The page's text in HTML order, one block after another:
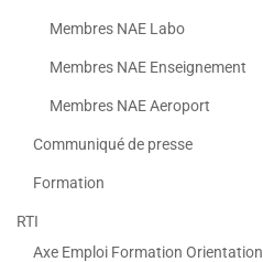
Membres NAE Labo
Membres NAE Enseignement
Membres NAE Aeroport
Communiqué de presse
Formation
RTI
Axe Emploi Formation Orientation